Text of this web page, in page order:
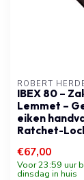
ROBERT
IBEX 80 –
Lemmet –
eiken
Ratchet-
€67,00
Voor 23:59 uur
dinsdag in huis